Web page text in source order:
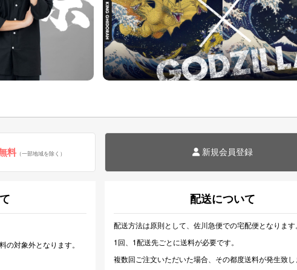
料 （一部地域を除く） 新規会員登録
の対象外となります。
配送について
配送方法は原則として、佐川急便での宅配便となります。
1回、1配送先ごとに送料が必要です。
複数回ご注文いただいた場合、その都度送料が発生致し